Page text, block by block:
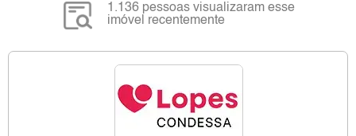
1.136 pessoas visualizaram esse
imóvel recentemente